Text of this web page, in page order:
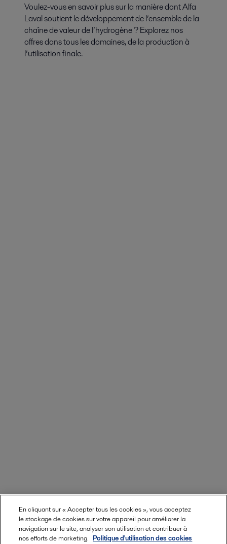
Voulez-vous en savoir plus sur la manière dont Alfa
Laval soutient le développement de l’ensemble de la
chaîne de valeur de l’hydrogène ? Explorez nos
offres dans tous les domaines, de la production à
l’utilisation finale.
En cliquant sur « Accepter tous les cookies », vous acceptez
le stockage de cookies sur votre appareil pour améliorer la
navigation sur le site, analyser son utilisation et contribuer à
nos efforts de marketing. Politique d'utilisation des cookies